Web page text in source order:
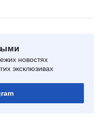
новостях
эксклюзивах